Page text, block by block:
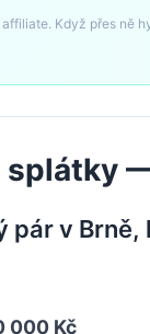
Když přes ně
splátky
pár v Brně,
000 Kč